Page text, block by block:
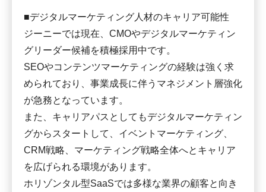
■デジタルマーケティング人材のキャリア可能性
ジーニーでは現在、CMOやデジタルマーケティン
グリーダー候補を積極採用中です。
SEOやコンテンツマーケティングの経験は強く求
められており、事業成長に伴うマネジメント層強化
が急務となっています。
また、キャリアパスとしてもデジタルマーケティン
グからスタートして、イベントマーケティング、
CRM戦略、マーケティング戦略全体へとキャリア
を広げられる環境があります。
ホリゾンタル型SaaSでは多様な業界の顧客と向き